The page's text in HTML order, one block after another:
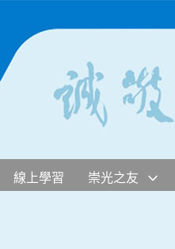
線上學習 崇光之友